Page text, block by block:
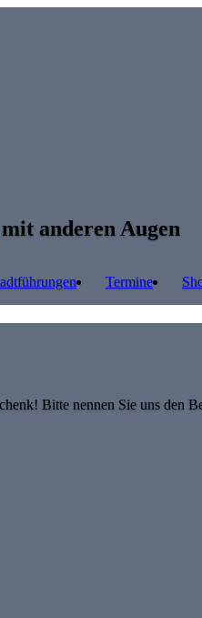
anderen Augen
Termine
Bitte nennen Sie uns den